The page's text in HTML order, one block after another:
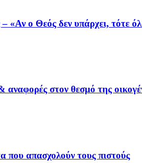
ο Θεός δεν υπάρχει, τότε
στον θεσμό της
που απασχολούν τους πιστούς